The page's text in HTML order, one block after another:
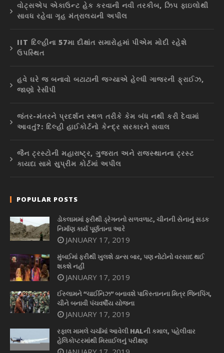
વોટ્સએપ એકાઉન્ટ હેક કરવાની નવી તરકીબ, ઝિપ ફાઇલોથી
સાવધ રહેવા ગૃહ મંત્રાલયની અપીલ
IIT દિલ્હીના 57મા દીક્ષાંત સમારોહમાં પીએમ મોદી રહેશે
ઉપસ્થિત
હવે ઘરે જ બનાવો બટાટાની જગ્યાએ હેલ્ધી ગાજરની ફ્રાઈઝ,
જાણો રેસીપી
જંતર-મંતરને પ્રદર્શન સ્થળ તરીકે કેમ બંધ નથી કરી દેવામાં
આવતું?: દિલ્હી હાઈકોર્ટનો કેન્દ્ર સરકારને સવાલ
જૈન ટ્રસ્ટોની મહારાષ્ટ્ર, ગુજરાત અને રાજસ્થાનના ટ્રસ્ટ
કાયદા સામે સુપ્રીમ કોર્ટમાં અપીલ
POPULAR POSTS
ડોકલામમાં ફરીથી ડ્રેગનનો સળવળાટ, ચીનની સેનાનું સડક
નિર્માણ કાર્ય પૂર્ણતાના આરે
JANUARY 17, 2019
મુંબઈમાં ફરીથી ખુલશે ડાન્સ બાર, પણ નોટોનો વરસાદ થઈ
શકશે નહીં
JANUARY 17, 2019
ઈસ્લામને “ચાઈનિઝ” બનાવશે પાકિસ્તાનના મિત્ર જિનપિંગ,
ચીને બનાવી પંચવર્ષીય યોજના
JANUARY 17, 2019
રફાલ મામલે ચર્ચામાં આવેલી HALની કમાલ, પહેલીવાર
હેલિકોપ્ટરમાંથી મિસાઈલનું પરીક્ષણ